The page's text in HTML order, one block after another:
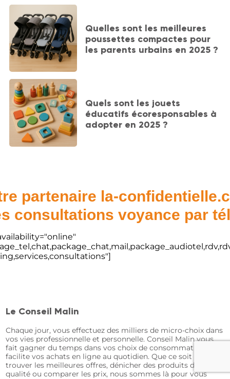
Quelles sont les meilleures
poussettes compactes pour
les parents urbains en 2025 ?
Quels sont les jouets
éducatifs écoresponsables à
adopter en 2025 ?
partenaire la-
consultations voyance par
Le Conseil Malin
Chaque jour, vous effectuez des milliers de micro-choix dans
vos vies professionnelle et personnelle. Conseil Malin vous
fait gagner du temps dans vos choix de consommation et
facilite vos achats en ligne au quotidien. Que ce soit pour
trouver les meilleures offres, dénicher des produits de
qualité ou comparer les prix, nous sommes là pour vous